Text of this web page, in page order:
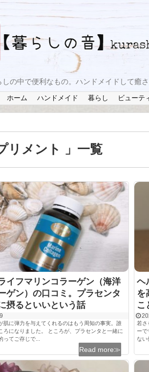
しの中で便利なもの。ハンドメイドして癒
ホーム ハンドメイド 暮らし ビューテ
リメント 」一覧
イフマリンコラーゲン（海洋
ゲン）の口コミ。プラセンタ
摂るといいという話
肌に弾力を与えてくれるのはもう周知の事実。誰
ろになりました。 ところが、プラセンタと一緒に
ってご存じで...
Read more≫
ヘ
を
こ
若さ
ーで
ない